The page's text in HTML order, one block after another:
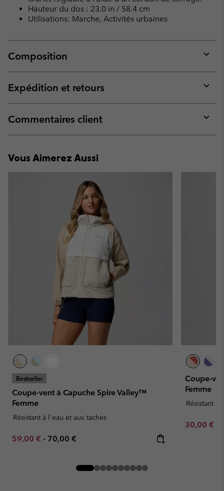
Hauteur du dos : 23.0 in / 58.4 cm
Utilisations: Marche, Activités urbaines
Composition
or
Expédition et retours
or
Commentaires client
or
Vous Aimerez Aussi
Bestseller
Coupe-vent à Capuche Spire Valley™
Femme
Résistant à l'eau et aux taches
Minimum sale price:
59,00 € - Maximum price:
70,00 €
Coupe-
Femme
Résistant à
Minimum
30,00 €